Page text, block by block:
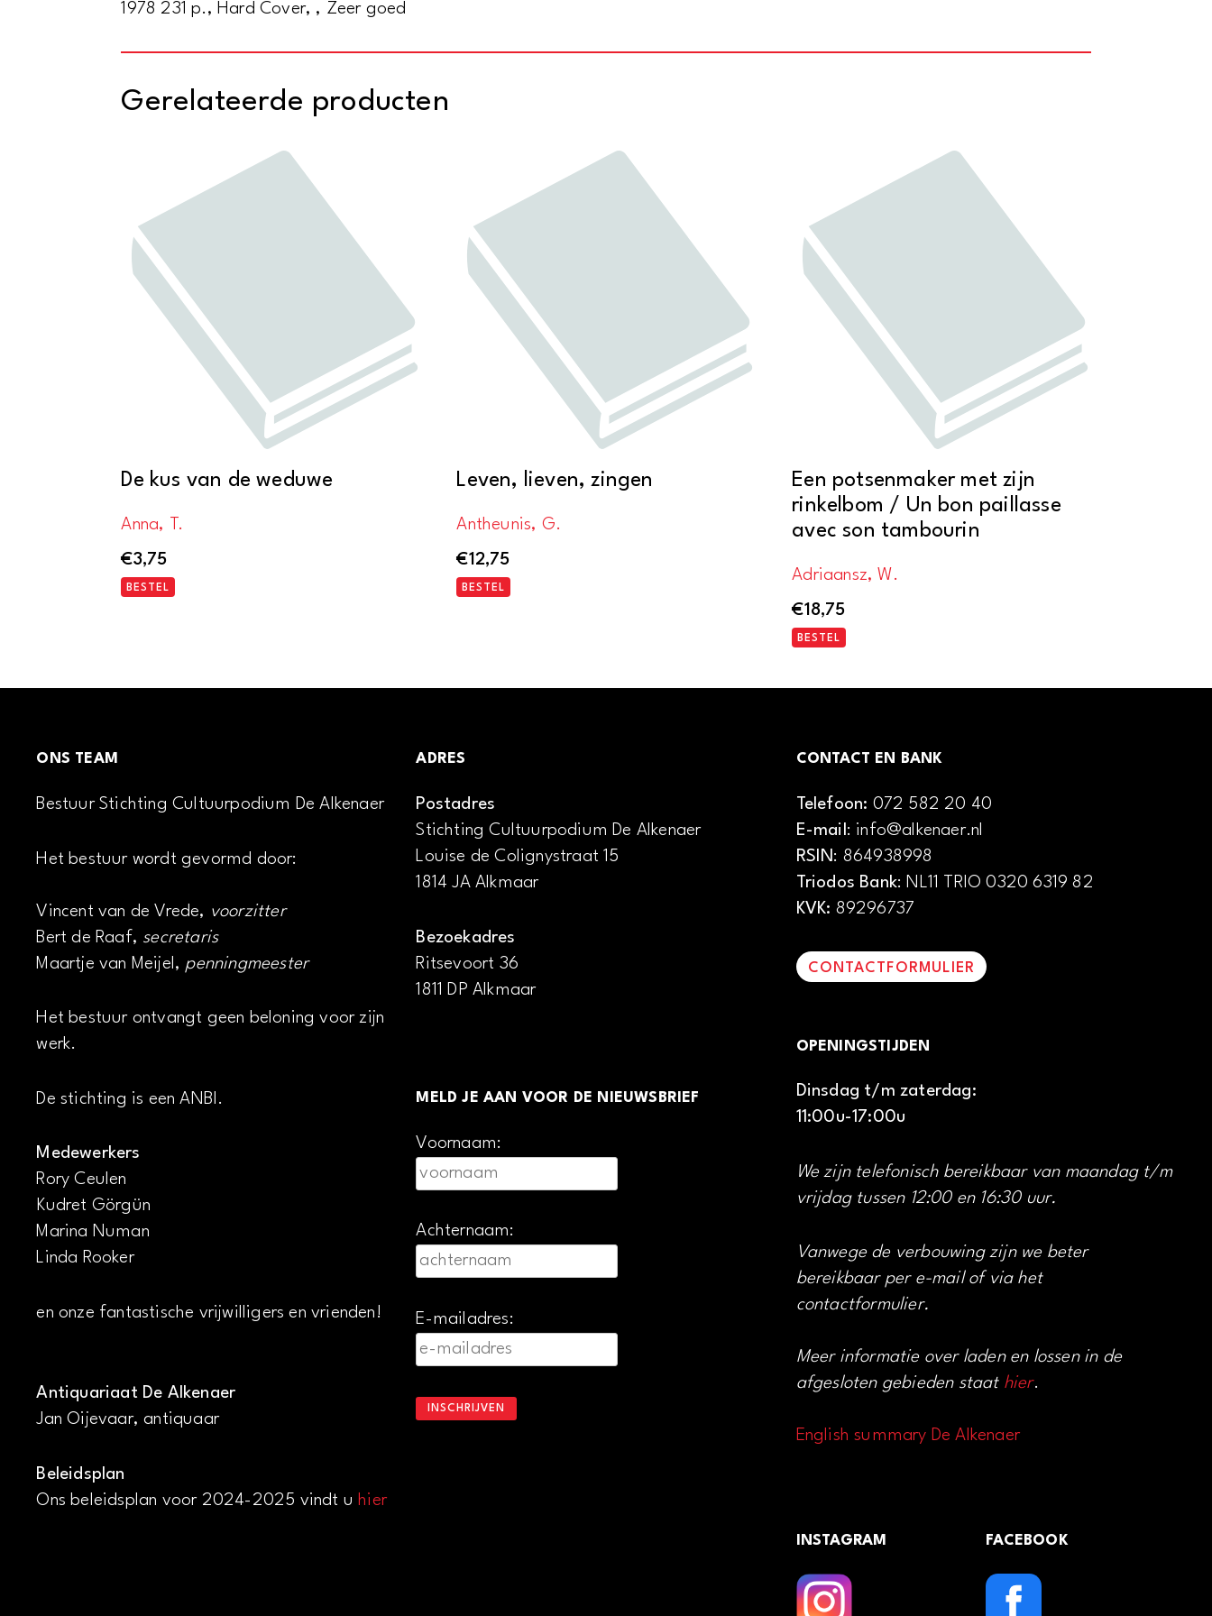
1978 231 p., Hard Cover, , Zeer goed
Gerelateerde producten
De kus van de weduwe
Anna, T.
€3,75
BESTEL
Leven, lieven, zingen
Antheunis, G.
€12,75
BESTEL
Een potsenmaker met zijn
rinkelbom / Un bon paillasse
avec son tambourin
Adriaansz, W.
€18,75
BESTEL
ONS TEAM
Bestuur Stichting Cultuurpodium De Alkenaer
Het bestuur wordt gevormd door:
Vincent van de Vrede, voorzitter
Bert de Raaf, secretaris
Maartje van Meijel, penningmeester
Het bestuur ontvangt geen beloning voor zijn
werk.
De stichting is een ANBI.
Medewerkers
Rory Ceulen
Kudret Görgün
Marina Numan
Linda Rooker
en onze fantastische vrijwilligers en vrienden!
Antiquariaat De Alkenaer
Jan Oijevaar, antiquaar
Beleidsplan
Ons beleidsplan voor 2024-2025 vindt u hier
ADRES
Postadres
Stichting Cultuurpodium De Alkenaer
Louise de Colignystraat 15
1814 JA Alkmaar
Bezoekadres
Ritsevoort 36
1811 DP Alkmaar
MELD JE AAN VOOR DE NIEUWSBRIEF
Voornaam:
Achternaam:
E-mailadres:
CONTACT EN BANK
Telefoon: 072 582 20 40
E-mail: info@alkenaer.nl
RSIN: 864938998
Triodos Bank: NL11 TRIO 0320 6319 82
KVK: 89296737
CONTACTFORMULIER
OPENINGSTIJDEN
Dinsdag t/m zaterdag:
11:00u-17:00u
We zijn telefonisch bereikbaar van maandag t/m
vrijdag tussen 12:00 en 16:30 uur.
Vanwege de verbouwing zijn we beter
bereikbaar per e-mail of via het
contactformulier.
Meer informatie over laden en lossen in de
afgesloten gebieden staat hier.
English summary De Alkenaer
INSTAGRAM FACEBOOK